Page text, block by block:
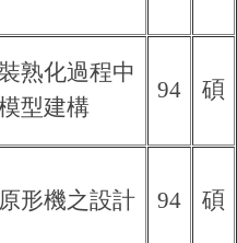
熟化過程中
型建構
94 碩
形機之設計 94 碩